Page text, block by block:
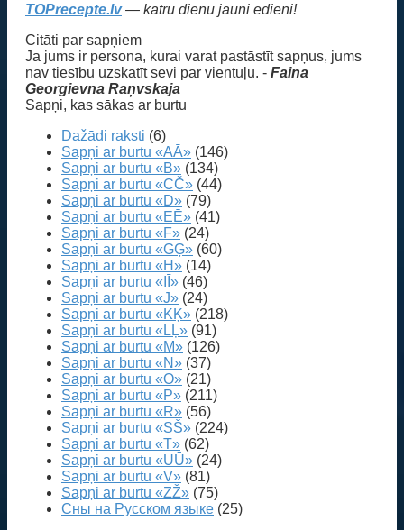
TOPrecepte.lv— katru dienu jauni ēdieni!
Citāti par sapņiem
Ja jums ir persona, kurai varat pastāstīt sapņus, jums
nav tiesību uzskatīt sevi par vientuļu. - Faina
Georgievna Raņvskaja
Sapņi, kas sākas ar burtu
Dažādi raksti (6)
Sapņi ar burtu «AĀ» (146)
Sapņi ar burtu «B» (134)
Sapņi ar burtu «CČ» (44)
Sapņi ar burtu «D» (79)
Sapņi ar burtu «EĒ» (41)
Sapņi ar burtu «F» (24)
Sapņi ar burtu «GĢ» (60)
Sapņi ar burtu «H» (14)
Sapņi ar burtu «IĪ» (46)
Sapņi ar burtu «J» (24)
Sapņi ar burtu «KĶ» (218)
Sapņi ar burtu «LĻ» (91)
Sapņi ar burtu «M» (126)
Sapņi ar burtu «N» (37)
Sapņi ar burtu «O» (21)
Sapņi ar burtu «P» (211)
Sapņi ar burtu «R» (56)
Sapņi ar burtu «SŠ» (224)
Sapņi ar burtu «T» (62)
Sapņi ar burtu «UŪ» (24)
Sapņi ar burtu «V» (81)
Sapņi ar burtu «ZŽ» (75)
Сны на Русском языке (25)